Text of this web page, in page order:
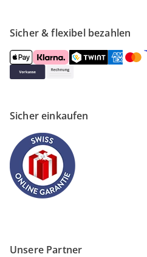
Sicher & flexibel bezahlen
Sicher einkaufen
Unsere Partner